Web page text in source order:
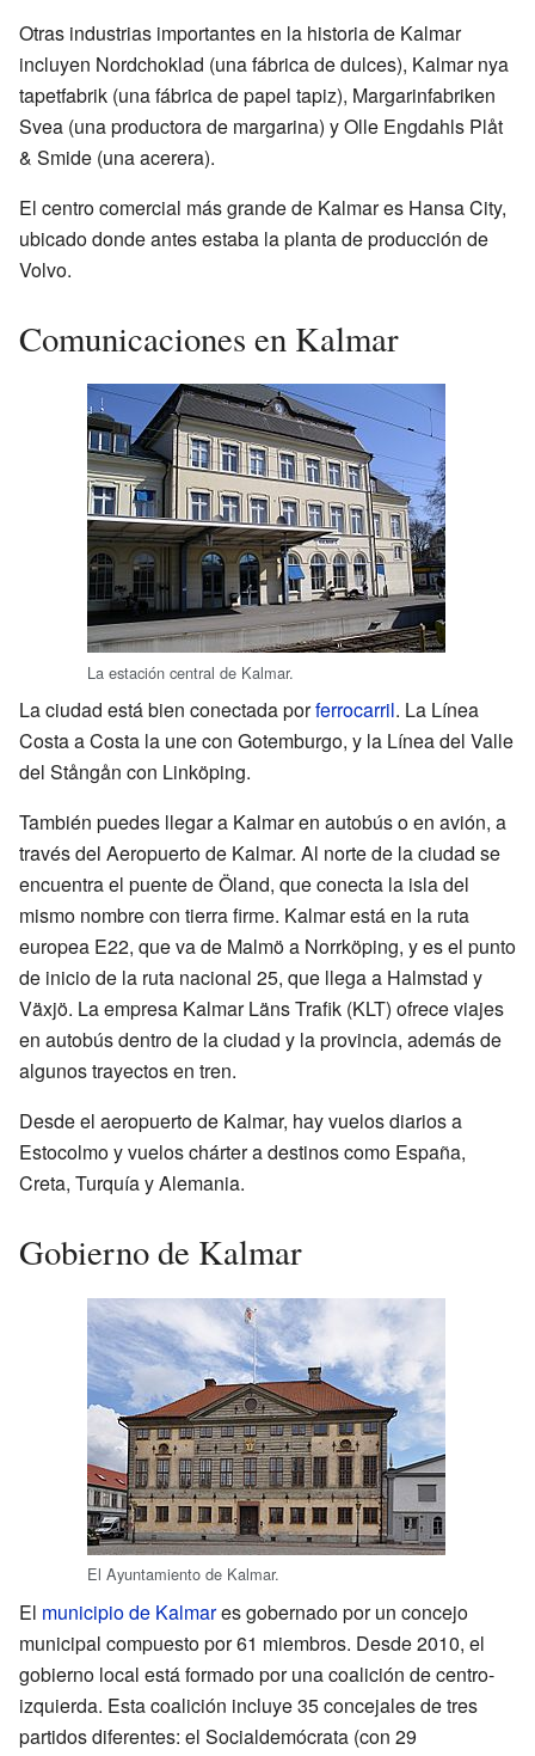
Otras industrias importantes en la historia de Kalmar
incluyen Nordchoklad (una fábrica de dulces), Kalmar nya
tapetfabrik (una fábrica de papel tapiz), Margarinfabriken
Svea (una productora de margarina) y Olle Engdahls Plåt
& Smide (una acerera).
El centro comercial más grande de Kalmar es Hansa City,
ubicado donde antes estaba la planta de producción de
Volvo.
Comunicaciones en Kalmar
La estación central de Kalmar.
La ciudad está bien conectada porferrocarril. La Línea
Costa a Costa la une con Gotemburgo, y la Línea del Valle
del Stångån con Linköping.
También puedes llegar a Kalmar en autobús o en avión, a
través del Aeropuerto de Kalmar. Al norte de la ciudad se
encuentra el puente de Öland, que conecta la isla del
mismo nombre con tierra firme. Kalmar está en la ruta
europea E22, que va de Malmö a Norrköping, y es el punto
de inicio de la ruta nacional 25, que llega a Halmstad y
Växjö. La empresa Kalmar Läns Trafik (KLT) ofrece viajes
en autobús dentro de la ciudad y la provincia, además de
algunos trayectos en tren.
Desde el aeropuerto de Kalmar, hay vuelos diarios a
Estocolmo y vuelos chárter a destinos como España,
Creta, Turquía y Alemania.
Gobierno de Kalmar
El Ayuntamiento de Kalmar.
El municipio de Kalmares gobernado por un concejo
municipal compuesto por 61 miembros. Desde 2010, el
gobierno local está formado por una coalición de centro-
izquierda. Esta coalición incluye 35 concejales de tres
partidos diferentes: el Socialdemócrata (con 29